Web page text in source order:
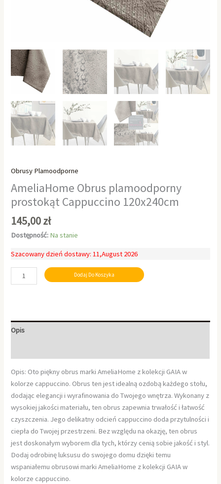
Obrusy Plamoodporne
AmeliaHome Obrus plamoodporny
prostokąt Cappuccino 120x240cm
145,00zł
Dostępność: Na stanie
Szacowany dzień dostawy: 11,August 2026
Dodaj Do Koszyka
Opis
Opis: Oto piękny obrus marki AmeliaHome z kolekcji GAIA w
kolorze cappuccino. Obrus ten jest idealną ozdobą każdego stołu,
dodając elegancji i wyrafinowania do Twojego wnętrza. Wykonany z
wysokiej jakości materiału, ten obrus zapewnia trwałość i łatwość
czyszczenia. Jego delikatny odcień cappuccino doda przytulności i
ciepła do Twojej przestrzeni. Bez względu na okazję, ten obrus
jest doskonałym wyborem dla tych, którzy cenią sobie jakość i styl.
Dodaj odrobinę luksusu do swojego domu dzięki temu
wspaniałemu obrusowi marki AmeliaHome z kolekcji GAIA w
kolorze cappuccino.